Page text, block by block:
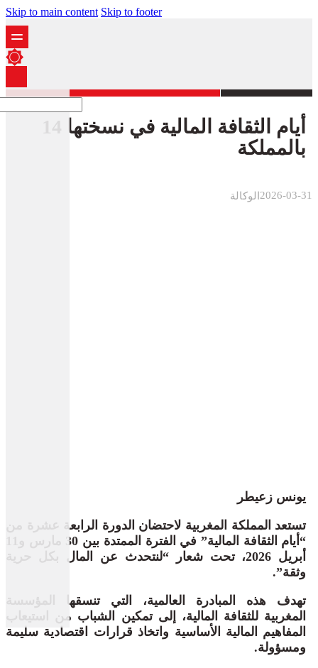
Skip to main content Skip to footer
بالمملكة
الوكالة 2026-03-31
يونس زعيطر
تستعد المملكة المغربية لاحتضان الدورة الرابعة عشرة من
أبريل 2026، تحت شعار “لنتحدث عن المال بكل حرية
وثقة”.
تهدف هذه المبادرة العالمية، التي تنسقها المؤسسة
المغربية للثقافة المالية، إلى تمكين الشباب من استيعاب
المفاهيم المالية الأساسية واتخاذ قرارات اقتصادية سليمة
ومسؤولة.